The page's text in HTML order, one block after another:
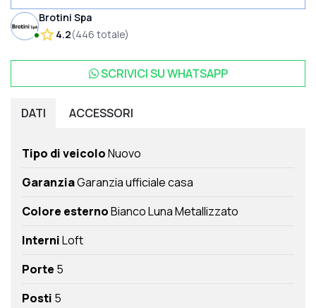
Brotini Spa
4.2(446 totale)
SCRIVICI SUWHATSAPP
DATI ACCESSORI
Tipo di veicoloNuovo
GaranziaGaranzia ufficiale casa
Colore esternoBianco Luna Metallizzato
InterniLoft
Porte 5
Posti 5